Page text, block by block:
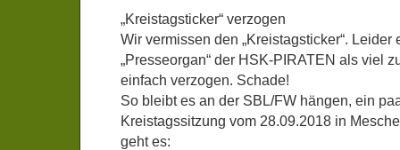
„Kreistagsticker“ verzogen
Wir vermissen den „Kreistagsticker“. Leider
„Presseorgan“ der HSK-PIRATEN als viel
einfach verzogen. Schade!
So bleibt es an der SBL/FW hängen, ein
Kreistagssitzung vom 28.09.2018 in
geht es: